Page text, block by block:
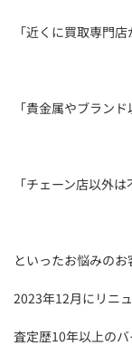
「近くに買取専門店
「貴金属やブラン
「チェーン店以外は
といったお悩みのお
2023年12月にリニ
査定歴10年以上の